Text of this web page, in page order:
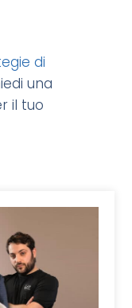
di
una
il tuo